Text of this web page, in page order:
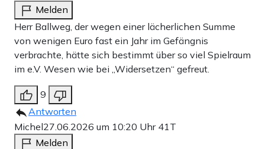
Melden
Herr Ballweg, der wegen einer lächerlichen Summe
von wenigen Euro fast ein Jahr im Gefängnis
verbrachte, hätte sich bestimmt über so viel Spielraum
im e.V. Wesen wie bei „Widersetzen“ gefreut.
9
Antworten
Michel27.06.2026 um 10:20 Uhr 41T
Melden